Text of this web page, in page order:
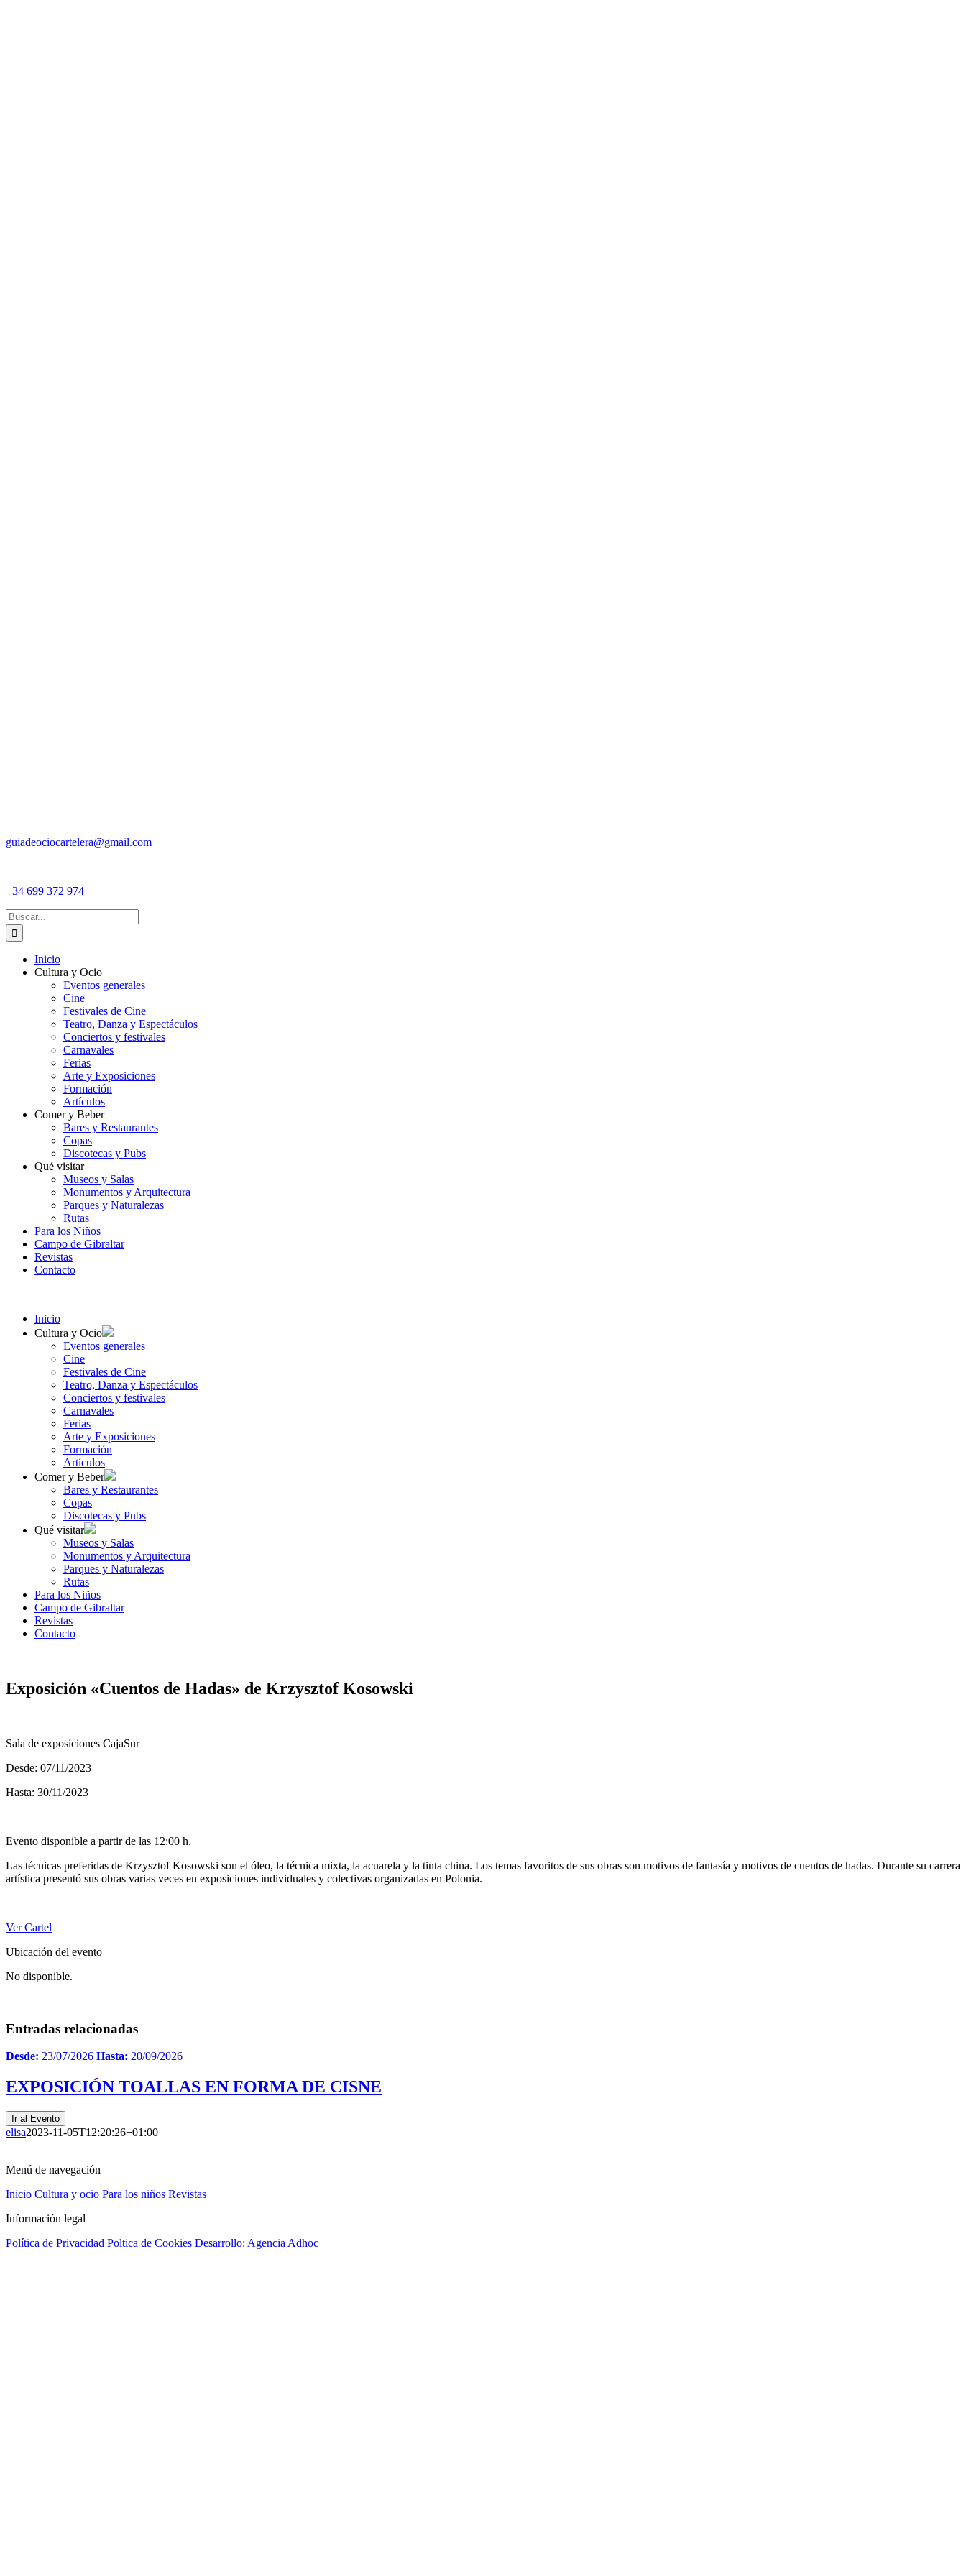
guiadeociocartelera@gmail.com
+34 699 372 974
Buscar:
Inicio
Cultura y Ocio
Eventos generales
Cine
Festivales de Cine
Teatro, Danza y Espectáculos
Conciertos y festivales
Carnavales
Ferias
Arte y Exposiciones
Formación
Artículos
Comer y Beber
Bares y Restaurantes
Copas
Discotecas y Pubs
Qué visitar
Museos y Salas
Monumentos y Arquitectura
Parques y Naturalezas
Rutas
Para los Niños
Campo de Gibraltar
Revistas
Contacto
Inicio
Cultura y Ocio
Eventos generales
Cine
Festivales de Cine
Teatro, Danza y Espectáculos
Conciertos y festivales
Carnavales
Ferias
Arte y Exposiciones
Formación
Artículos
Comer y Beber
Bares y Restaurantes
Copas
Discotecas y Pubs
Qué visitar
Museos y Salas
Monumentos y Arquitectura
Parques y Naturalezas
Rutas
Para los Niños
Campo de Gibraltar
Revistas
Contacto
Exposición «Cuentos de Hadas» de Krzysztof Kosowski
Sala de exposiciones CajaSur
Desde: 07/11/2023
Hasta: 30/11/2023
Evento disponible a partir de las 12:00 h.
Las técnicas preferidas de Krzysztof Kosowski son el óleo, la técnica mixta, la acuarela y la tinta china. Los temas favoritos de sus obras son motivos de fantasía y motivos de cuentos de hadas. Durante su carrera
artística presentó sus obras varias veces en exposiciones individuales y colectivas organizadas en Polonia.
Ver Cartel
Ubicación del evento
No disponible.
Entradas relacionadas
Desde: 23/07/2026 Hasta: 20/09/2026
EXPOSICIÓN TOALLAS EN FORMA DE CISNE
Ir al Evento
elisa2023-11-05T12:20:26+01:00
Menú de navegación
Inicio Cultura y ocio Para los niños Revistas
Información legal
Política de Privacidad Poltica de Cookies Desarrollo: Agencia Adhoc